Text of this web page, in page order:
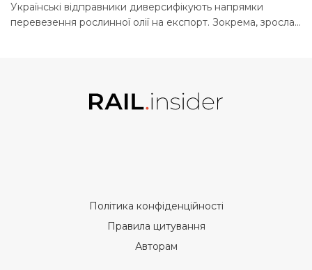
Українські відправники диверсифікують напрямки
перевезення рослинної олії на експорт. Зокрема, зросла...
Політика конфіденційності
Правила цитування
Авторам